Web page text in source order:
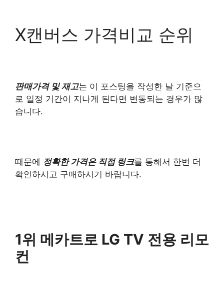
X캔버스 가격비교 순위
판매가격 및 재고는 이 포스팅을 작성한 날 기준으
로 일정 기간이 지나게 된다면 변동되는 경우가 많
습니다.
때문에 정확한 가격은 직접 링크를 통해서 한번 더
확인하시고 구매하시기 바랍니다.
1위 메카트로 LG TV 전용 리모
컨